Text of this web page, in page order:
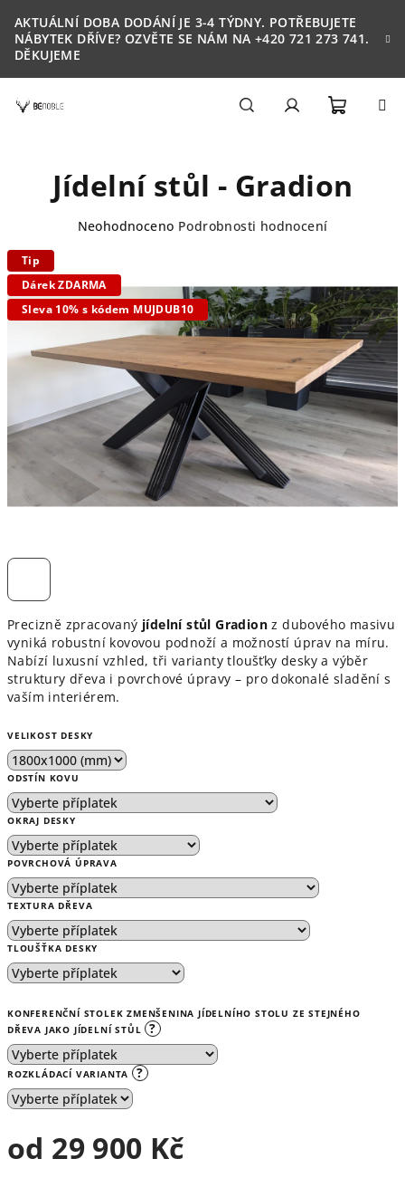
na
obsah
AKTUÁLNÍ DOBA DODÁNÍ JE 3-4 TÝDNY. POTŘEBUJETE
NÁBYTEK DŘÍVE? OZVĚTE SE NÁM NA +420 721 273 741.
DĚKUJEME
košík
Precizně zpracovaný jídelní stůl Gradion z dubového masivu
vyniká robustní kovovou podnoží a možností úprav na míru.
Nabízí luxusní vzhled, tři varianty tloušťky desky a výběr
struktury dřeva i povrchové úpravy – pro dokonalé sladění s
vaším interiérem.
VELIKOST DESKY
ODSTÍN KOVU
OKRAJ DESKY
POVRCHOVÁ ÚPRAVA
TEXTURA DŘEVA
TLOUŠŤKA DESKY
KONFERENČNÍ STOLEK ZMENŠENINA JÍDELNÍHO STOLU ZE STEJNÉHO
DŘEVA JAKO JÍDELNÍ STŮL ?
ROZKLÁDACÍ VARIANTA ?
od 29 900 Kč
Jídelní stůl - Gradion
Průměrné
je
0,0
z
hvězdiček.
Neohodnoceno Podrobnosti hodnocení
Tip
Dárek ZDARMA
Sleva 10% s kódem MUJDUB10